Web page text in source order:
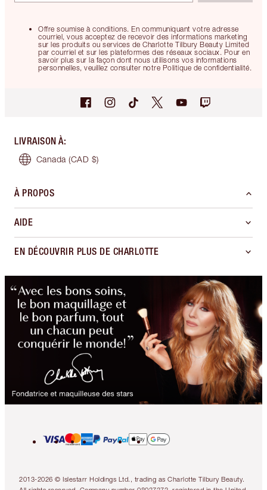
Offre soumise à conditions. En communiquant votre adresse
courriel, vous acceptez de recevoir des informations marketing
sur les produits ou services de Charlotte Tilbury Beauty Limited
par courriel et sur les plateformes des réseaux sociaux. Pour en
savoir plus sur la façon dont nous utilisons vos informations
personnelles, veuillez consulter notre Politique de confidentialité.
LIVRAISON À:
Canada (CAD $)
À PROPOS
AIDE
EN DÉCOUVRIR PLUS DE CHARLOTTE
2013-2026 © Islestarr Holdings Ltd., trading as Charlotte Tilbury Beauty.